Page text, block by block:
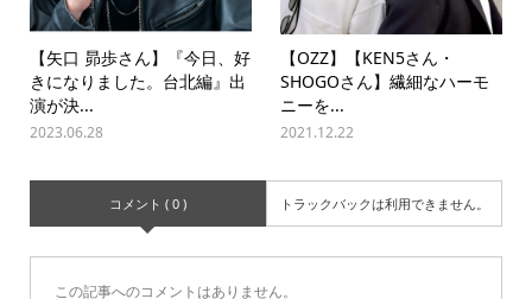
【矢口 昴歩さん】『今日、好
きになりました。台北編』出
演が決...
2023.06.28
【OZZ】【KEN5さん・
SHOGOさん】繊細なハーモ
ニーを...
2021.12.22
コメント ( 0 ) トラックバックは利用できません。
この記事へのコメントはありません。